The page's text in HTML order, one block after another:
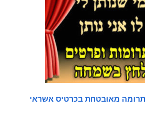
מאובטחת בכרטיס אשראי